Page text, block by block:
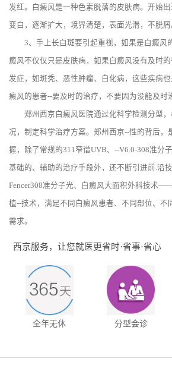
发红。白癜风是一种色素脱落的皮肤病。开始
变白，逐渐扩大，境界清楚，表面光滑，不脱屑
3、手上长白斑要引起重视，如果是白癜风
癜风不仅仅只是皮肤病，如果白癜风没有及时
发症，如斑秃、恶性肿瘤、白化病，这些疾病
癜风的患者--要及时的治疗，不要因为没能及时
郑州西京白癜风医院通过化科学检测分型，
况，制定科学治疗方案。郑州西京--性的背后，
握，除了常规的311窄谱UVB、--V6.0-308准分
基础的、辅助的治疗手段外，还不断引进前.沿
Fencer308准分子光、白癜风大面积外科技术
植--技术，满足不同白癜风患者、不同部位、不
需求。
西京服务，让您就医更省时·省事·省心
全年无休 分型会诊